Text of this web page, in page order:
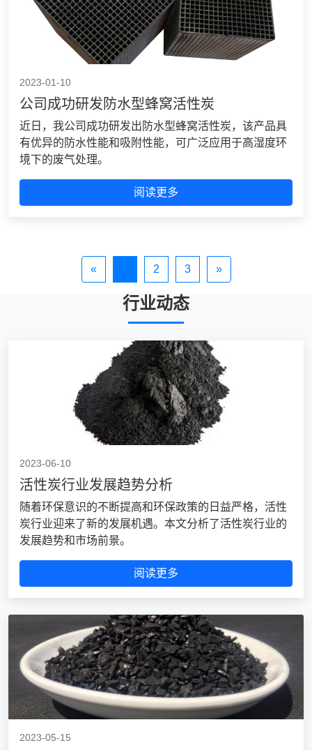
2023-01-10
公司成功研发防水型蜂窝活性炭
近日，我公司成功研发出防水型蜂窝活性炭，该产品具
有优异的防水性能和吸附性能，可广泛应用于高湿度环
境下的废气处理。
阅读更多
« 2 3 »
行业动态
2023-06-10
活性炭行业发展趋势分析
随着环保意识的不断提高和环保政策的日益严格，活性
炭行业迎来了新的发展机遇。本文分析了活性炭行业的
发展趋势和市场前景。
阅读更多
2023-05-15